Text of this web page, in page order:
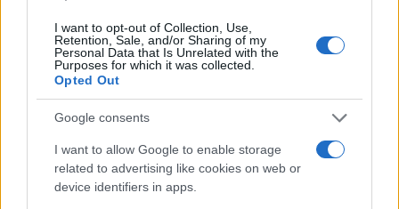
I want to opt-out of Collection, Use,
Retention, Sale, and/or Sharing of my
Personal Data that Is Unrelated with the
Purposes for which it was collected.
Opted Out
Google consents
I want to allow Google to enable storage
related to advertising like cookies on web or
device identifiers in apps.
Ezredének katonái a veszprémi Laczkó Dezső Múzeumnak,
amelyeket még 2022-ben találtak a bakonyi
vármegyeszékhely várában tartott ásatásokon.
A várost bemutató állandó kiállítás nyílik
Veszprémben